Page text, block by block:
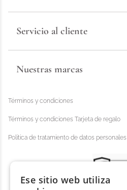
Servicio al cliente
Nuestras marcas
Términos y condiciones
Términos y condiciones Tarjeta de regalo
Política de tratamiento de datos personales
Ese sitio web utiliza